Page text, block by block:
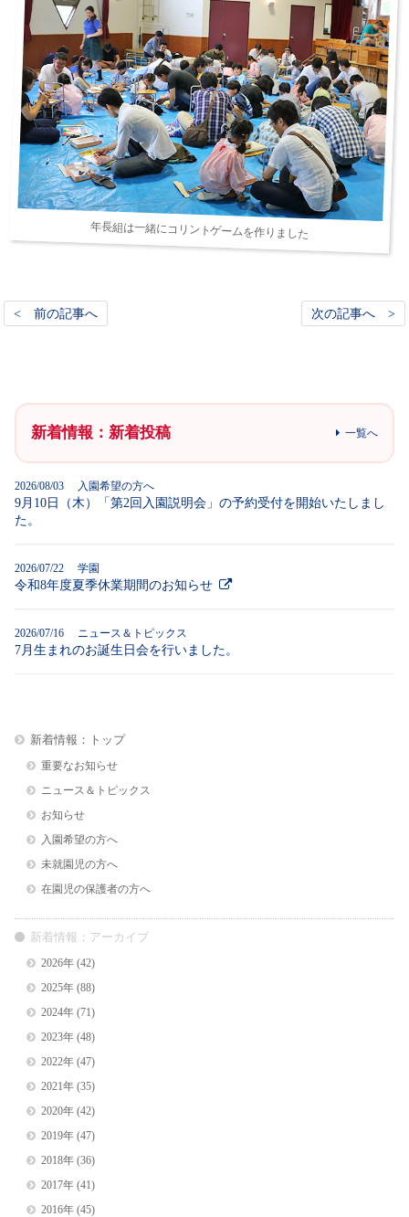
年長組は一緒にコリントゲームを作りました
< 前の記事へ 次の記事へ >
新着情報：新着投稿 一覧へ
2026/08/03 入園希望の方へ
9月10日（木）「第2回入園説明会」の予約受付を開始いたしまし
た。
2026/07/22 学園
令和8年度夏季休業期間のお知らせ
2026/07/16 ニュース＆トピックス
7月生まれのお誕生日会を行いました。
新着情報：トップ
重要なお知らせ
ニュース＆トピックス
お知らせ
入園希望の方へ
未就園児の方へ
在園児の保護者の方へ
新着情報：アーカイブ
2026年(42)
2025年(88)
2024年(71)
2023年(48)
2022年(47)
2021年(35)
2020年(42)
2019年(47)
2018年(36)
2017年(41)
2016年(45)